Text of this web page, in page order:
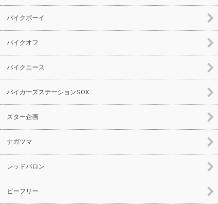
バイクボーイ
バイクオフ
バイクエース
バイカーズステーションSOX
スター企画
ナガツマ
レッドバロン
ビーフリー